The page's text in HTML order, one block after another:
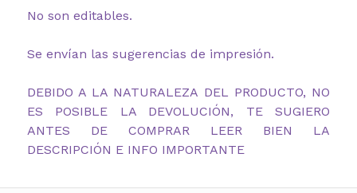
No son editables.
Se envían las sugerencias de impresión.
DEBIDO A LA NATURALEZA DEL PRODUCTO, NO
ES POSIBLE LA DEVOLUCIÓN, TE SUGIERO
ANTES DE COMPRAR LEER BIEN LA
DESCRIPCIÓN E INFO IMPORTANTE